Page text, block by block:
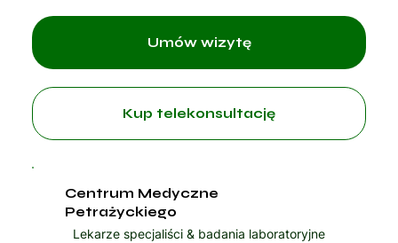
Kup telekonsultację
Centrum Medyczne
Petrażyckiego
Lekarze specjaliści & badania laboratoryjne
Umów wizytę